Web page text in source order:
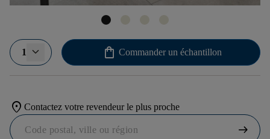
1 shopping_bag Commander un échantillon
location_on Contactez votre revendeur le plus proche
arrow_right_alt